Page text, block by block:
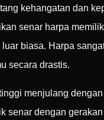
kehangatan dan
senar harpa
biasa. Harpa
secara drastis.
menjulang
senar dengan